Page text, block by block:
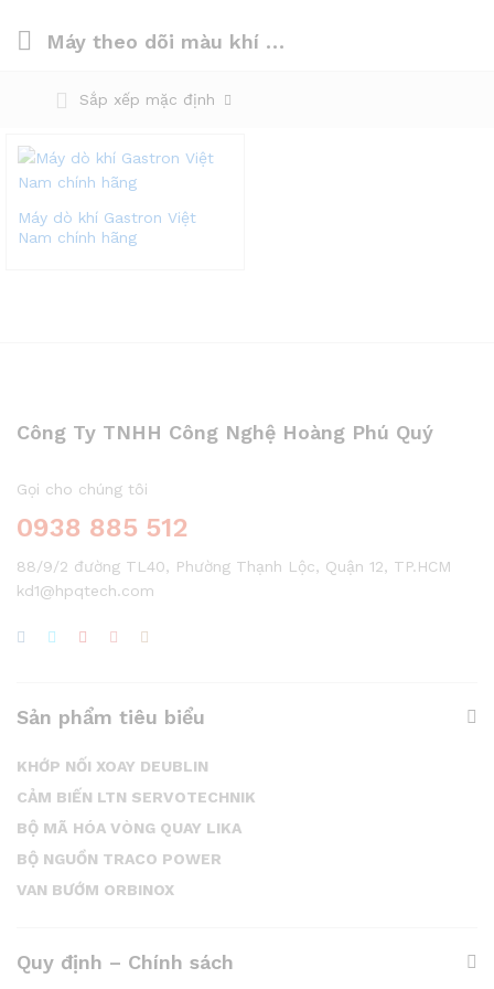
Máy theo dõi màu khí Gastron
Sắp xếp mặc định
Máy dò khí Gastron Việt
Nam chính hãng
Công Ty TNHH Công Nghệ Hoàng Phú Quý
Gọi cho chúng tôi
0938 885 512
88/9/2 đường TL40, Phường Thạnh Lộc, Quận 12, TP.HCM
kd1@hpqtech.com
Sản phẩm tiêu biểu
KHỚP NỐI XOAY DEUBLIN
CẢM BIẾN LTN SERVOTECHNIK
BỘ MÃ HÓA VÒNG QUAY LIKA
BỘ NGUỒN TRACO POWER
VAN BƯỚM ORBINOX
Quy định – Chính sách